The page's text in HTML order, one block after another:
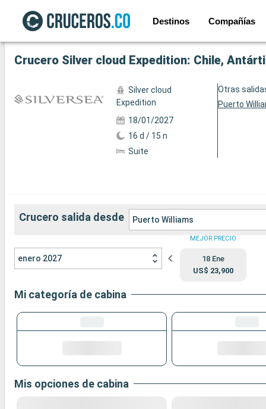
Destinos Compañías
Ver las 80 fotos siguientes
Crucero Silver cloud Expedition: Chile,
Silver cloud
Expedition
18/01/2027
16 d / 15 n
Suite
Otras
Puerto
Crucero salida desde Puerto Williams
enero 2027
MEJOR PRECIO
18 Ene
US$ 23,900
Mi categoría de cabina
Mis opciones de cabina